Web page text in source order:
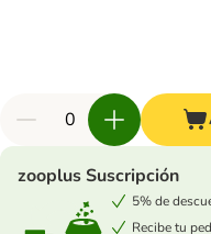
zooplus Suscripción
5% de
Recibe tu